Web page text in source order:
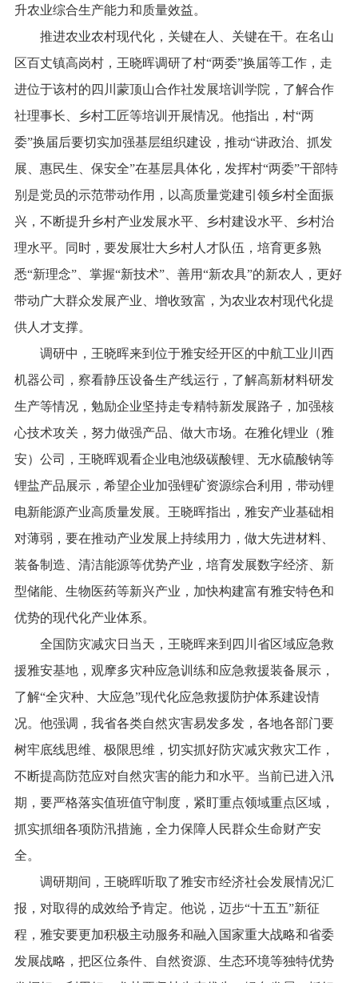
升农业综合生产能力和质量效益。
推进农业农村现代化，关键在人、关键在干。在名山
区百丈镇高岗村，王晓晖调研了村“两委”换届等工作，走
进位于该村的四川蒙顶山合作社发展培训学院，了解合作
社理事长、乡村工匠等培训开展情况。他指出，村“两
委”换届后要切实加强基层组织建设，推动“讲政治、抓发
展、惠民生、保安全”在基层具体化，发挥村“两委”干部特
别是党员的示范带动作用，以高质量党建引领乡村全面振
兴，不断提升乡村产业发展水平、乡村建设水平、乡村治
理水平。同时，要发展壮大乡村人才队伍，培育更多熟
悉“新理念”、掌握“新技术”、善用“新农具”的新农人，更好
带动广大群众发展产业、增收致富，为农业农村现代化提
供人才支撑。
调研中，王晓晖来到位于雅安经开区的中航工业川西
机器公司，察看静压设备生产线运行，了解高新材料研发
生产等情况，勉励企业坚持走专精特新发展路子，加强核
心技术攻关，努力做强产品、做大市场。在雅化锂业（雅
安）公司，王晓晖观看企业电池级碳酸锂、无水硫酸钠等
锂盐产品展示，希望企业加强锂矿资源综合利用，带动锂
电新能源产业高质量发展。王晓晖指出，雅安产业基础相
对薄弱，要在推动产业发展上持续用力，做大先进材料、
装备制造、清洁能源等优势产业，培育发展数字经济、新
型储能、生物医药等新兴产业，加快构建富有雅安特色和
优势的现代化产业体系。
全国防灾减灾日当天，王晓晖来到四川省区域应急救
援雅安基地，观摩多灾种应急训练和应急救援装备展示，
了解“全灾种、大应急”现代化应急救援防护体系建设情
况。他强调，我省各类自然灾害易发多发，各地各部门要
树牢底线思维、极限思维，切实抓好防灾减灾救灾工作，
不断提高防范应对自然灾害的能力和水平。当前已进入汛
期，要严格落实值班值守制度，紧盯重点领域重点区域，
抓实抓细各项防汛措施，全力保障人民群众生命财产安
全。
调研期间，王晓晖听取了雅安市经济社会发展情况汇
报，对取得的成效给予肯定。他说，迈步“十五五”新征
程，雅安要更加积极主动服务和融入国家重大战略和省委
发展战略，把区位条件、自然资源、生态环境等独特优势